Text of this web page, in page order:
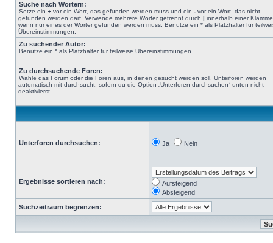
Suche nach Wörtern:
Setze ein + vor ein Wort, das gefunden werden muss und ein - vor ein Wort, das nicht
gefunden werden darf. Verwende mehrere Wörter getrennt durch | innerhalb einer
wenn nur eines der Wörter gefunden werden muss. Benutze ein * als Platzhalter für
Übereinstimmungen.
Zu suchender Autor:
Benutze ein * als Platzhalter für teilweise Übereinstimmungen.
Zu durchsuchende Foren:
Wähle das Forum oder die Foren aus, in denen gesucht werden soll. Unterforen werden
automatisch mit durchsucht, sofern du die Option „Unterforen durchsuchen“ unten nicht
deaktivierst.
Unterforen durchsuchen: Ja Nein
Ergebnisse sortieren nach:
Aufsteigend
Absteigend
Suchzeitraum begrenzen: